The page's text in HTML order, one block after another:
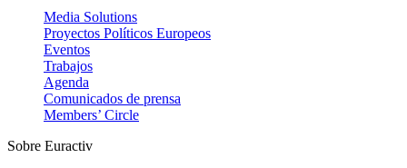
Media Solutions
Proyectos Políticos Europeos
Eventos
Trabajos
Agenda
Comunicados de prensa
Members’ Circle
Sobre Euractiv